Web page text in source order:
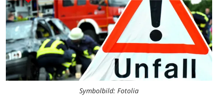
Symbolbild: Fotolia